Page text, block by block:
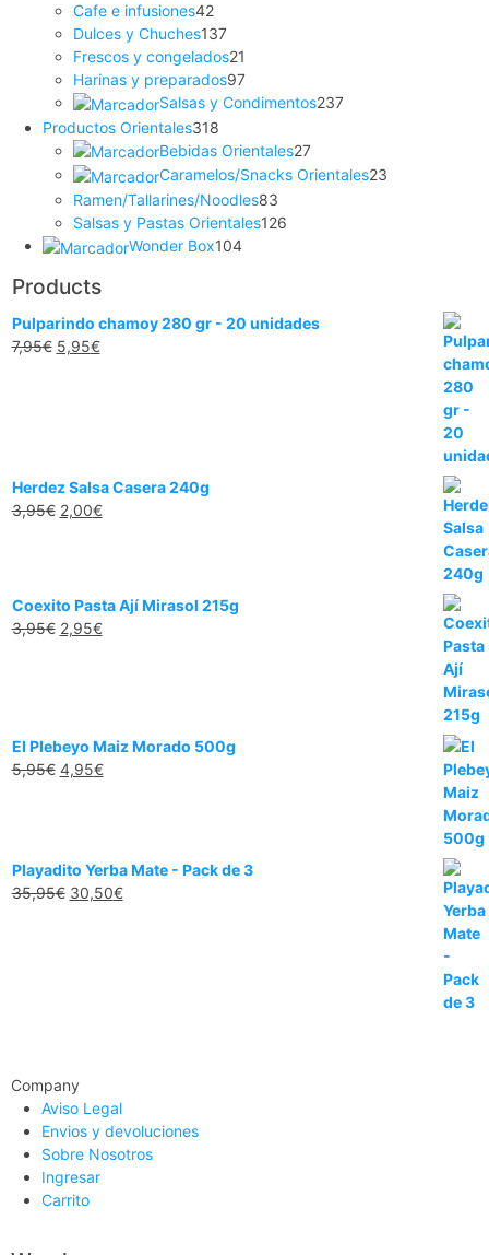
Cafe e infusiones42
Dulces y Chuches137
Frescos y congelados21
Harinas y preparados97
Salsas y Condimentos237
Productos Orientales318
Bebidas Orientales27
Caramelos/Snacks Orientales23
Ramen/Tallarines/Noodles83
Salsas y Pastas Orientales126
Wonder Box104
Products
Pulparindo chamoy 280 gr - 20 unidades
7,95€ 5,95€
Herdez Salsa Casera 240g
3,95€ 2,00€
Coexito Pasta Ají Mirasol 215g
3,95€ 2,95€
El Plebeyo Maiz Morado 500g
5,95€ 4,95€
Playadito Yerba Mate - Pack de 3
35,95€ 30,50€
Company
Aviso Legal
Envios y devoluciones
Sobre Nosotros
Ingresar
Carrito